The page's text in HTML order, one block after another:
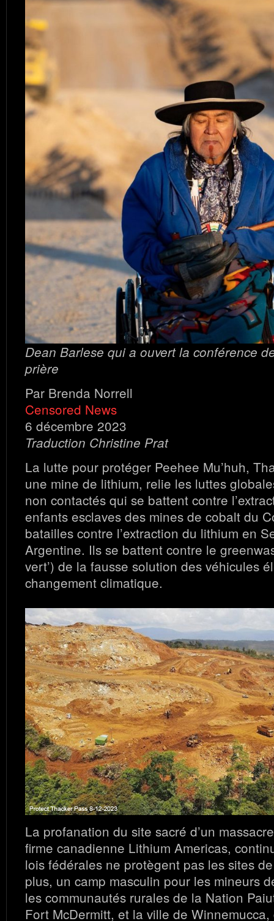
Dean Barlese qui a ouvert la conférence
prière
Par Brenda Norrell
Censored News
6 décembre 2023
Traduction Christine Prat
La lutte pour protéger Peehee Mu’huh,
une mine de lithium, relie les luttes
non contactés qui se battent contre
enfants esclaves des mines de cobalt du
batailles contre l’extraction du lithium en
Argentine. Ils se battent contre le
vert’) de la fausse solution des véhicules
changement climatique.
La profanation du site sacré d’un
firme canadienne Lithium Americas,
lois fédérales ne protègent pas les sites
plus, un camp masculin pour les mineurs
les communautés rurales de la Nation
Fort McDermitt, et la ville de Winnemucca,